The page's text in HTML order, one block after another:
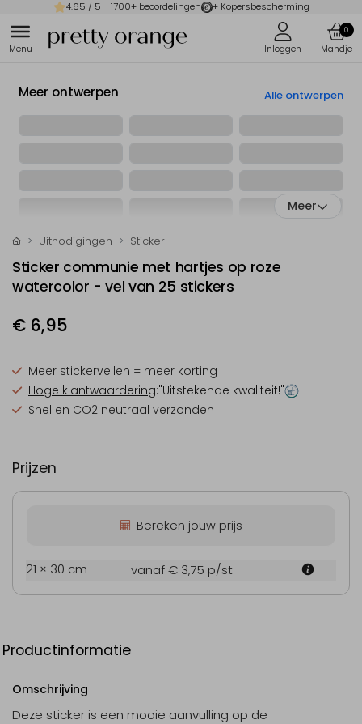
4.65 / 5 - 1700+ beoordelingen + Kopersbescherming
0
Meer ontwerpen Alle ontwerpen
Meer
Uitnodigingen Sticker
Sticker communie met hartjes op roze
watercolor - vel van 25 stickers
€ 6,95
Meer stickervellen = meer korting
Hoge klantwaardering:"Uitstekende kwaliteit!"
Snel en CO2 neutraal verzonden
Prijzen
Bereken jouw prijs
21 × 30 cm vanaf € 3,75 p/st
Productinformatie
Omschrijving
Deze sticker is een mooie aanvulling op de